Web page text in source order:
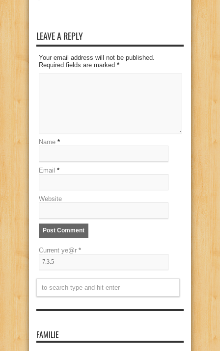
LEAVE A REPLY
Your email address will not be published.
Required fields are marked *
Name *
Email *
Website
Current ye@r *
FAMILIE